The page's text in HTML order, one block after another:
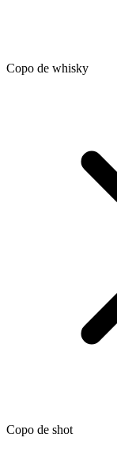
Copo de whisky
Copo de shot